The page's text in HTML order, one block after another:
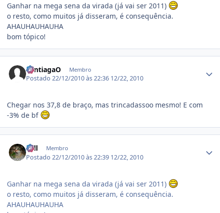
Ganhar na mega sena da virada (já vai ser 2011)
o resto, como muitos já disseram, é consequência.
AHAUHAUHAUHA
bom tópico!
SantiagaO Membro
Postado22/12/2010 às 22:36 12/22, 2010
Chegar nos 37,8 de braço, mas trincadassoo mesmo! E com
-3% de bf
Zell Membro
Postado22/12/2010 às 22:39 12/22, 2010
Ganhar na mega sena da virada (já vai ser 2011)
o resto, como muitos já disseram, é consequência.
AHAUHAUHAUHA